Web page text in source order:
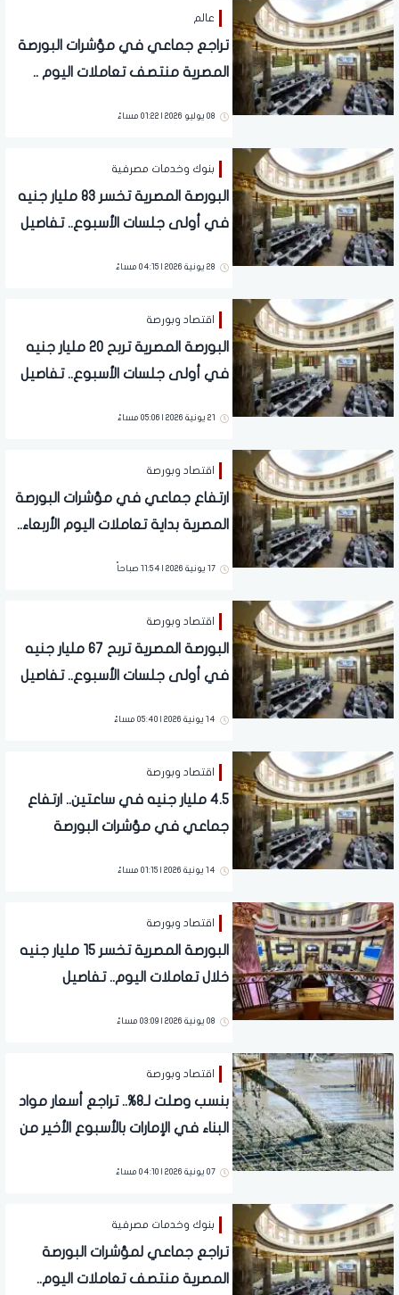
عالم
تراجع جماعي في مؤشرات البورصة
المصرية منتصف تعاملات اليوم ..
08 يوليو 2026 | 01:22 مساءً
بنوك وخدمات مصرفية
البورصة المصرية تخسر 83 مليار جنيه
في أولى جلسات الأسبوع.. تفاصيل
28 يونية 2026 | 04:15 مساءً
اقتصاد وبورصة
البورصة المصرية تربح 20 مليار جنيه
في أولى جلسات الأسبوع.. تفاصيل
21 يونية 2026 | 05:06 مساءً
اقتصاد وبورصة
ارتفاع جماعي في مؤشرات البورصة
المصرية بداية تعاملات اليوم الأربعاء..
17 يونية 2026 | 11:54 صباحاً
اقتصاد وبورصة
البورصة المصرية تربح 67 مليار جنيه
في أولى جلسات الأسبوع.. تفاصيل
14 يونية 2026 | 05:40 مساءً
اقتصاد وبورصة
4.5 مليار جنيه في ساعتين.. ارتفاع
جماعي في مؤشرات البورصة
14 يونية 2026 | 01:15 مساءً
اقتصاد وبورصة
البورصة المصرية تخسر 15 مليار جنيه
خلال تعاملات اليوم.. تفاصيل
08 يونية 2026 | 03:09 مساءً
اقتصاد وبورصة
بنسب وصلت لـ8%.. تراجع أسعار مواد
البناء في الإمارات بالأسبوع الأخير من
07 يونية 2026 | 04:10 مساءً
بنوك وخدمات مصرفية
تراجع جماعي لمؤشرات البورصة
المصرية منتصف تعاملات اليوم..